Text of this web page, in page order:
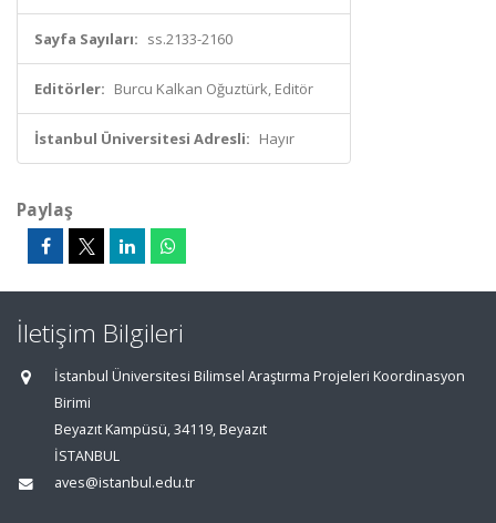
Sayfa Sayıları: ss.2133-2160
Editörler: Burcu Kalkan Oğuztürk, Editör
İstanbul Üniversitesi Adresli: Hayır
Paylaş
İletişim Bilgileri
İstanbul Üniversitesi Bilimsel Araştırma Projeleri Koordinasyon
Birimi
Beyazıt Kampüsü, 34119, Beyazıt
İSTANBUL
aves@istanbul.edu.tr